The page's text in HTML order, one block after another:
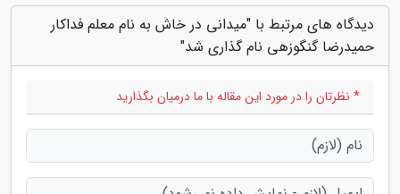
دیدگاه های مرتبط با "میدانی در خاش به نام معلم فداکار
حمیدرضا گنگوزهی نام گذاری شد"
* نظرتان را در مورد این مقاله با ما درمیان بگذارید